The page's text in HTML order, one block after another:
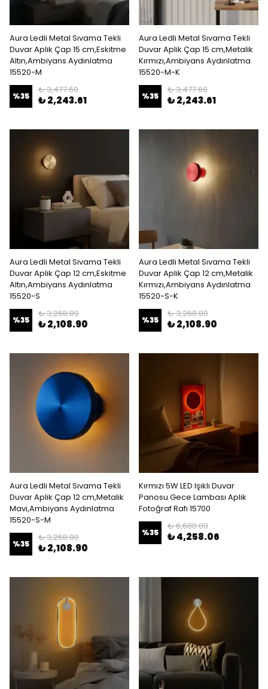
Aura Ledli Metal Sıvama Tekli
Duvar Aplik Çap 15 cm,Eskitme
Altın,Ambiyans Aydınlatma
15520-M
%35
₺ 3,477.60
₺ 2,243.61
Aura Ledli Metal Sıvama Tekli
Duvar Aplik Çap 15 cm,Metalik
Kırmızı,Ambiyans Aydınlatma
15520-M-K
%35
₺ 3,477.60
₺ 2,243.61
Aura Ledli Metal Sıvama Tekli
Duvar Aplik Çap 12 cm,Eskitme
Altın,Ambiyans Aydınlatma
15520-S
%35
₺ 3,268.80
₺ 2,108.90
Aura Ledli Metal Sıvama Tekli
Duvar Aplik Çap 12 cm,Metalik
Kırmızı,Ambiyans Aydınlatma
15520-S-K
%35
₺ 3,268.80
₺ 2,108.90
Aura Ledli Metal Sıvama Tekli
Duvar Aplik Çap 12 cm,Metalik
Mavi,Ambiyans Aydınlatma
15520-S-M
%35
₺ 3,268.80
₺ 2,108.90
Kırmızı 5W LED Işıklı Duvar
Panosu Gece Lambası Aplik
Fotoğraf Rafı 15700
%35
₺ 6,600.00
₺ 4,258.06